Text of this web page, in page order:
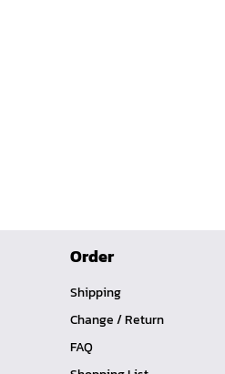
Order
Shipping
Change / Return
FAQ